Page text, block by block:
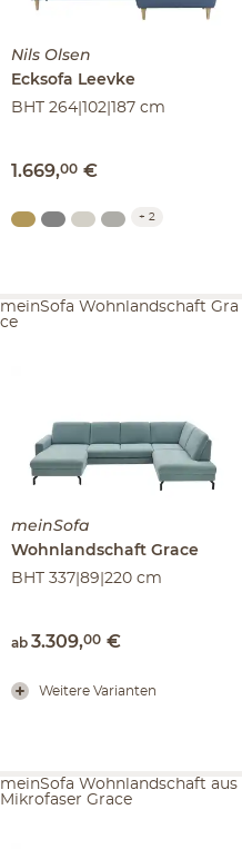
Nils Olsen
Ecksofa Leevke
BHT 264|102|187 cm
1.669,00 €
+ 2
meinSofa
Wohnlandschaft Grace
BHT 337|89|220 cm
ab 3.309,00 €
meinSofa Wohnlandschaft Gra
ce
Weitere Varianten
meinSofa Wohnlandschaft aus
Mikrofaser Grace